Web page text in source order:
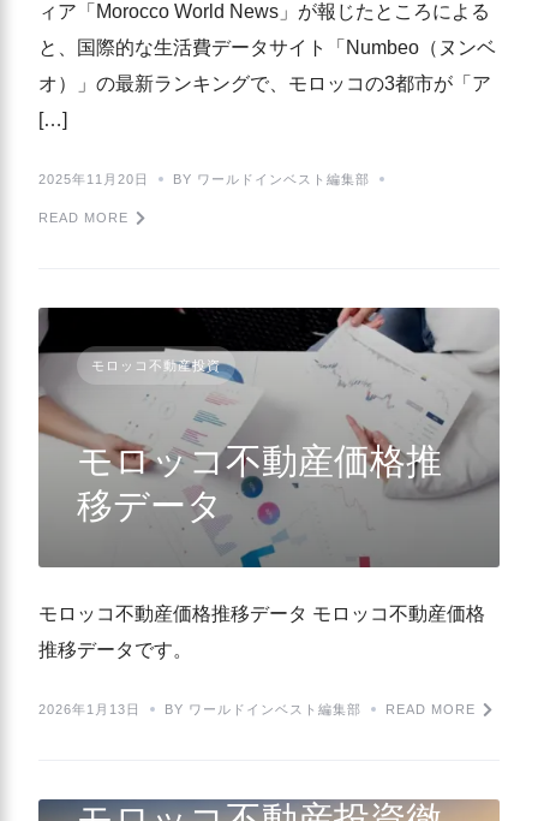
ィア「Morocco World News」が報じたところによる
と、国際的な生活費データサイト「Numbeo（ヌンベ
オ）」の最新ランキングで、モロッコの3都市が「ア
[…]
2025年11月20日 BY ワールドインベスト編集部
READ MORE
モロッコ不動産投資
モロッコ不動産価格推
移データ
モロッコ不動産価格推移データ モロッコ不動産価格
推移データです。
2026年1月13日 BY ワールドインベスト編集部 READ MORE